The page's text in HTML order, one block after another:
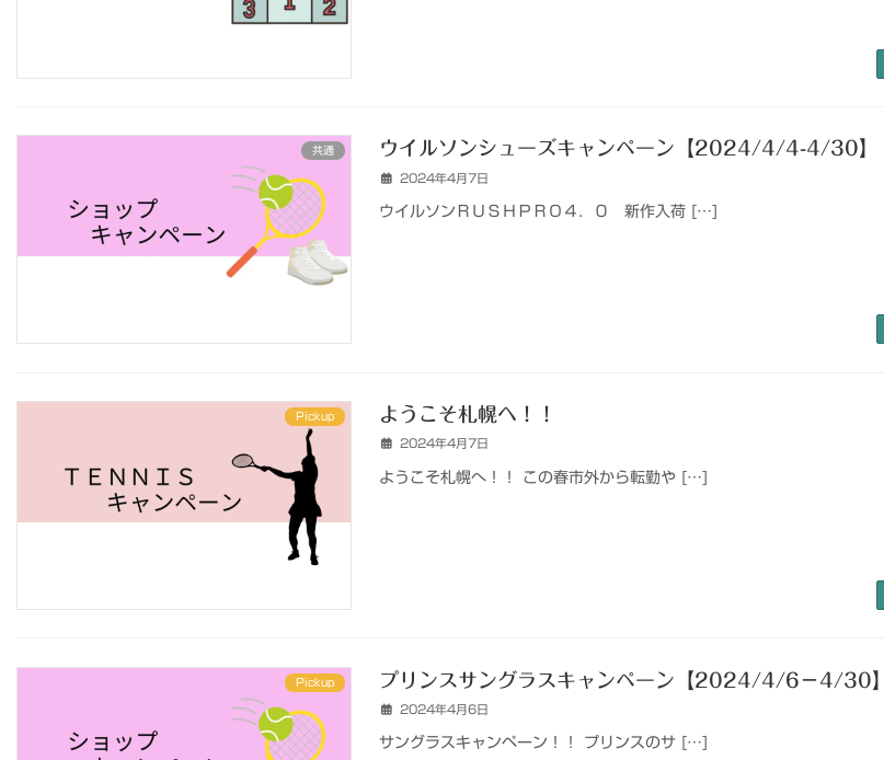
共通 ウイルソンシューズキャンペーン【2024/4/4-4/30】
2024年4月7日
ウイルソンＲＵＳＨＰＲＯ４．０ 新作入荷 […]
Pickup ようこそ札幌へ！！
2024年4月7日
ようこそ札幌へ！！ この春市外から転勤や […]
Pickup プリンスサングラスキャンペーン【2024/4/6－4/30】
2024年4月6日
サングラスキャンペーン！！ プリンスのサ […]